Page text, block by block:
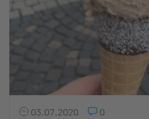
03.07.2020 0